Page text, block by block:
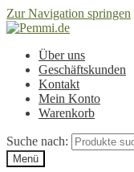
Zur Navigation springen
Über uns
Geschäftskunden
Kontakt
Mein Konto
Warenkorb
Suche nach:
Menü